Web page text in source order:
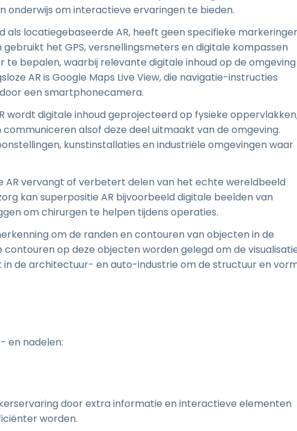
onderwijs om interactieve ervaringen te bieden.
als locatiegebaseerde AR, heeft geen specifieke
het GPS, versnellingsmeters en digitale kompassen
bepalen, waarbij relevante digitale inhoud op de omgeving
AR is Google Maps Live View, die navigatie-instructies
een smartphonecamera.
wordt digitale inhoud geprojecteerd op fysieke
alsof deze deel uitmaakt van de omgeving.
kunstinstallaties en industriële omgevingen waar
AR vervangt of verbetert delen van het echte wereldbeeld
kan superpositie AR bijvoorbeeld digitale beelden van
om chirurgen te helpen tijdens operaties.
om de randen en contouren van objecten in de
op deze objecten worden gelegd om de
de architectuur- en auto-industrie om de structuur en
en nadelen:
door extra informatie en interactieve elementen
worden.